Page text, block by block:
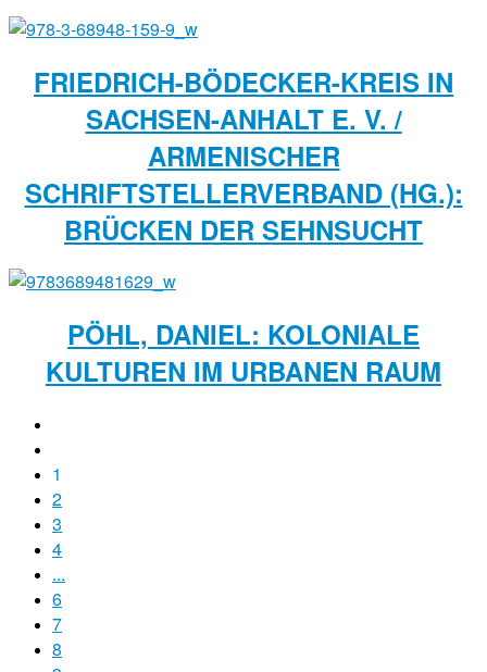
FRIEDRICH-BÖDECKER-KREIS IN
SACHSEN-ANHALT E. V. /
ARMENISCHER
SCHRIFTSTELLERVERBAND (HG.):
BRÜCKEN DER SEHNSUCHT
PÖHL, DANIEL: KOLONIALE
KULTUREN IM URBANEN RAUM
1
2
3
4
...
6
7
8